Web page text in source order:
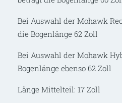
Bei Auswahl der Mohawk
die Bogenlänge 62 Zoll
Bei Auswahl der Mohawk
Bogenlänge ebenso 62 Zoll
Länge Mittelteil: 17 Zoll